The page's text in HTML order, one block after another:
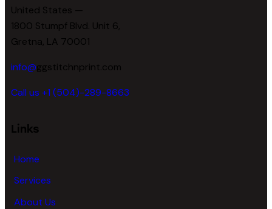
United States —
1800 Stumpf Blvd. Unit 6,
Gretna, LA 70001
info@ggstitchnprint.com
Call us +1 (504)-289-8663
Links
Home
Services
About Us